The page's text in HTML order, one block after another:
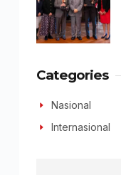
Categories
Nasional
Internasional